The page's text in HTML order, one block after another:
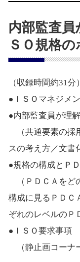
内部監査員
ＳＯ規格の
（収録時間約31分）
●ＩＳＯマネジメ
●内部監査員が理
（共通要素の採
スの考え方／文書
●規格の構成とＰ
（ＰＤＣＡをど
構成に見るＰＤＣ
ぞれのレベルのＰ
●ＩＳＯ要求事項
（静止画コーナ